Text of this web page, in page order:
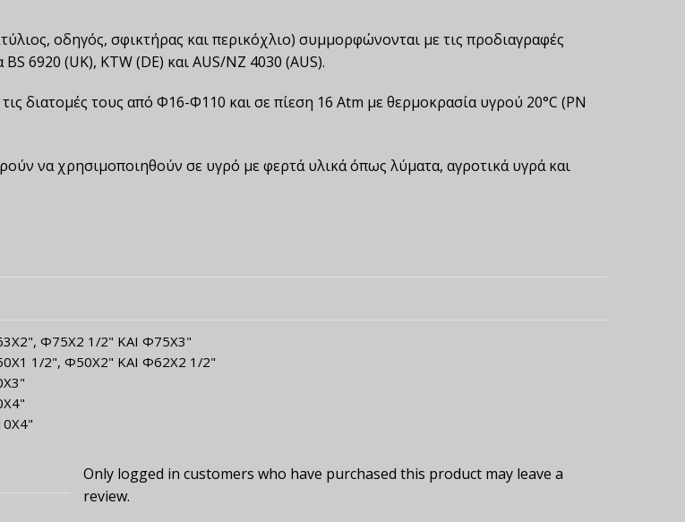
οδηγός, σφικτήρας και περικόχλιο) συμμορφώνονται με τις προδιαγραφές
6920 (UK), KTW (DE) και AUS/NZ 4030 (AUS).
διατομές τους από Φ16-Φ110 και σε πίεση 16 Atm με θερμοκρασία υγρού 20°C (PN
να χρησιμοποιηθούν σε υγρό με φερτά υλικά όπως λύματα, αγροτικά υγρά και
Φ75Χ2 1/2" ΚΑΙ Φ75Χ3"
1/2", Φ50Χ2" ΚΑΙ Φ62Χ2 1/2"
Only logged in customers who have purchased this product may leave a
review.